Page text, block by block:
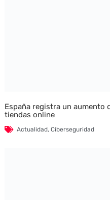
España registra un aumento
tiendas online
Actualidad, Ciberseguridad